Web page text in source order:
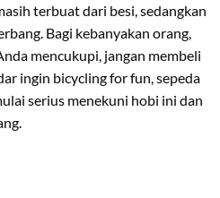
terbuat dari besi, sedangkan
Bagi kebanyakan orang,
mencukupi, jangan membeli
ingin bicycling for fun, sepeda
serius menekuni hobi ini dan